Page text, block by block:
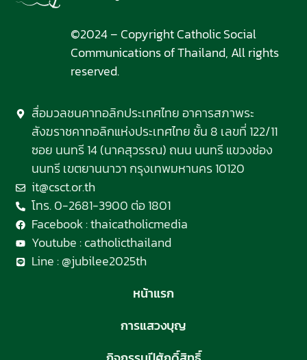
©2024 – Copyright Catholic Social
Communications of Thailand, All rights
reserved.
สื่อมวลชนคาทอลิกประเทศไทย อาคารสภาพระ
สังฆราชคาทอลิกแห่งประเทศไทย ชั้น 8 เลขที่ 122/11
ซอย นนทรี 14 (นาคสุวรรณ) ถนน นนทรี แขวงช่อง
นนทรี เขตยานนาวา กรุงเทพมหานคร 10120
it@csct.or.th
โทร. 0-2681-3900 ต่อ 1801
Facebook : thaicatholicmedia
Youtube : catholicthailand
Line : @jubilee2025th
หน้าแรก
การแสวงบุญ